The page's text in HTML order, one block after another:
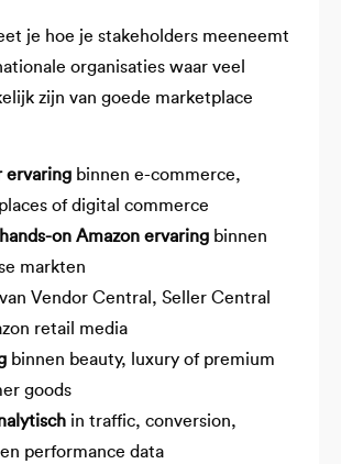
je hoe je stakeholders meeneemt
organisaties waar veel
zijn van goede marketplace
ervaring binnen e-commerce,
of digital commerce
on Amazon ervaring binnen
markten
Vendor Central, Seller Central
retail media
binnen beauty, luxury of premium
goods
in traffic, conversion,
performance data